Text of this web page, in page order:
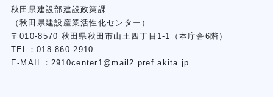
秋⽥県建設部建設政策課
（秋⽥県建設産業活性化センター）
〒010-8570 秋田県秋田市⼭王四丁⽬1-1（本庁舎6階）
TEL：018-860-2910
E-MAIL：2910center1@mail2.pref.akita.jp